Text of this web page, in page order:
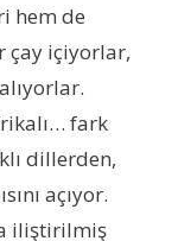
hem de
çay içiyorlar,
fark
dillerden,
açıyor.
iliştirilmiş